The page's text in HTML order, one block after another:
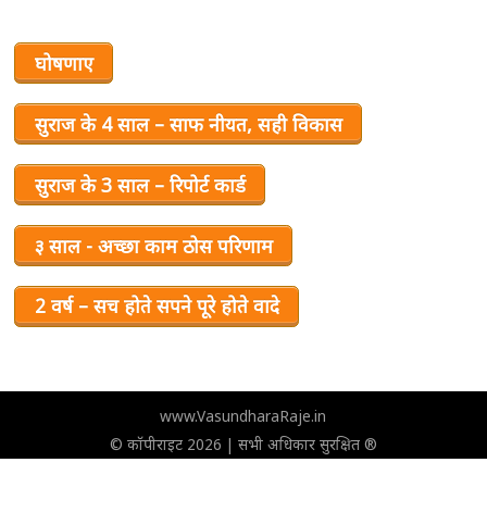
घोषणाए
सुराज के 4 साल – साफ नीयत, सही विकास
सुराज के 3 साल – रिपोर्ट कार्ड
३ साल - अच्छा काम ठोस परिणाम
2 वर्ष – सच होते सपने पूरे होते वादे
www.VasundharaRaje.in
© कॉपीराइट 2026 | सभी अधिकार सुरक्षित ®